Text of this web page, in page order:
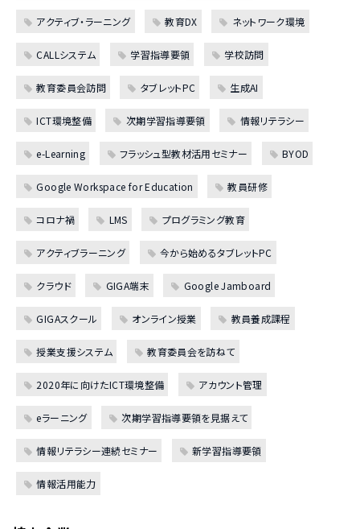
アクティブ・ラーニング 教育DX ネットワーク環境
CALLシステム 学習指導要領 学校訪問
教育委員会訪問 タブレットPC 生成AI
ICT環境整備 次期学習指導要領 情報リテラシー
e-Learning フラッシュ型教材活用セミナー BYOD
Google Workspace for Education 教員研修
コロナ禍 LMS プログラミング教育
アクティブラーニング 今から始めるタブレットPC
クラウド GIGA端末 Google Jamboard
GIGAスクール オンライン授業 教員養成課程
授業支援システム 教育委員会を訪ねて
2020年に向けたICT環境整備 アカウント管理
eラーニング 次期学習指導要領を見据えて
情報リテラシー連続セミナー 新学習指導要領
情報活用能力